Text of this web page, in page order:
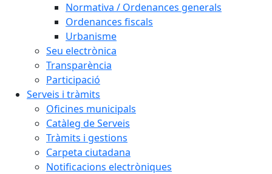
Normativa / Ordenances generals
Ordenances fiscals
Urbanisme
Seu electrònica
Transparència
Participació
Serveis i tràmits
Oficines municipals
Catàleg de Serveis
Tràmits i gestions
Carpeta ciutadana
Notificacions electròniques